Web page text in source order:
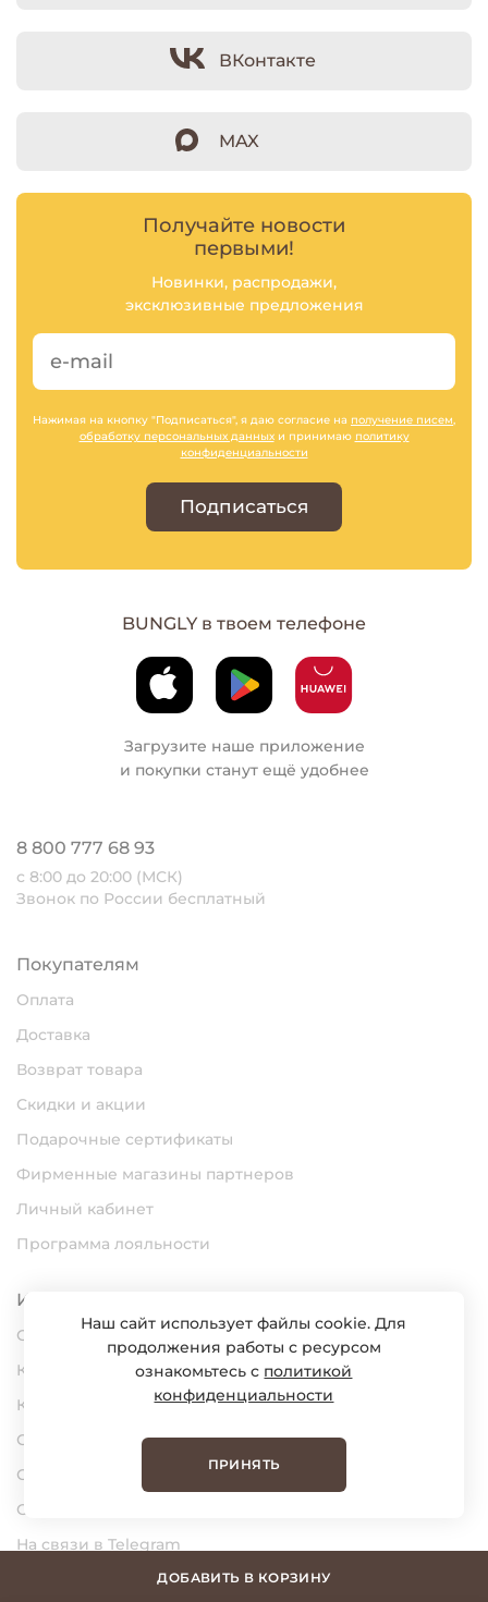
ДОБАВИТЬ В КОРЗИНУ
ВКонтакте
MAX
Получайте новости
первыми!
Новинки, распродажи,
эксклюзивные предложения
Нажимая на кнопку "Подписаться", я даю согласие на получение писем,
обработку персональных данныхи принимаю политику
конфиденциальности
Подписаться
BUNGLY в твоем телефоне
Загрузите наше приложение
и покупки станут ещё удобнее
8 800 777 68 93
с 8:00 до 20:00 (МСК)
Звонок по России бесплатный
Покупателям
Оплата
Доставка
Возврат товара
Скидки и акции
Подарочные сертификаты
Фирменные магазины партнеров
Личный кабинет
Программа лояльности
Информация
О нас
Карьера
Контакты
Статьи
Сертификаты
Обратная связь
На связи в Telegram
Наш сайт использует файлы cookie. Для
продолжения работы с ресурсом
ознакомьтесь с политикой
конфиденциальности
ПРИНЯТЬ